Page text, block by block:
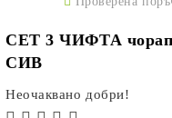
СЕТ 3 ЧИФТА
СИВ
Неочаквано добри!